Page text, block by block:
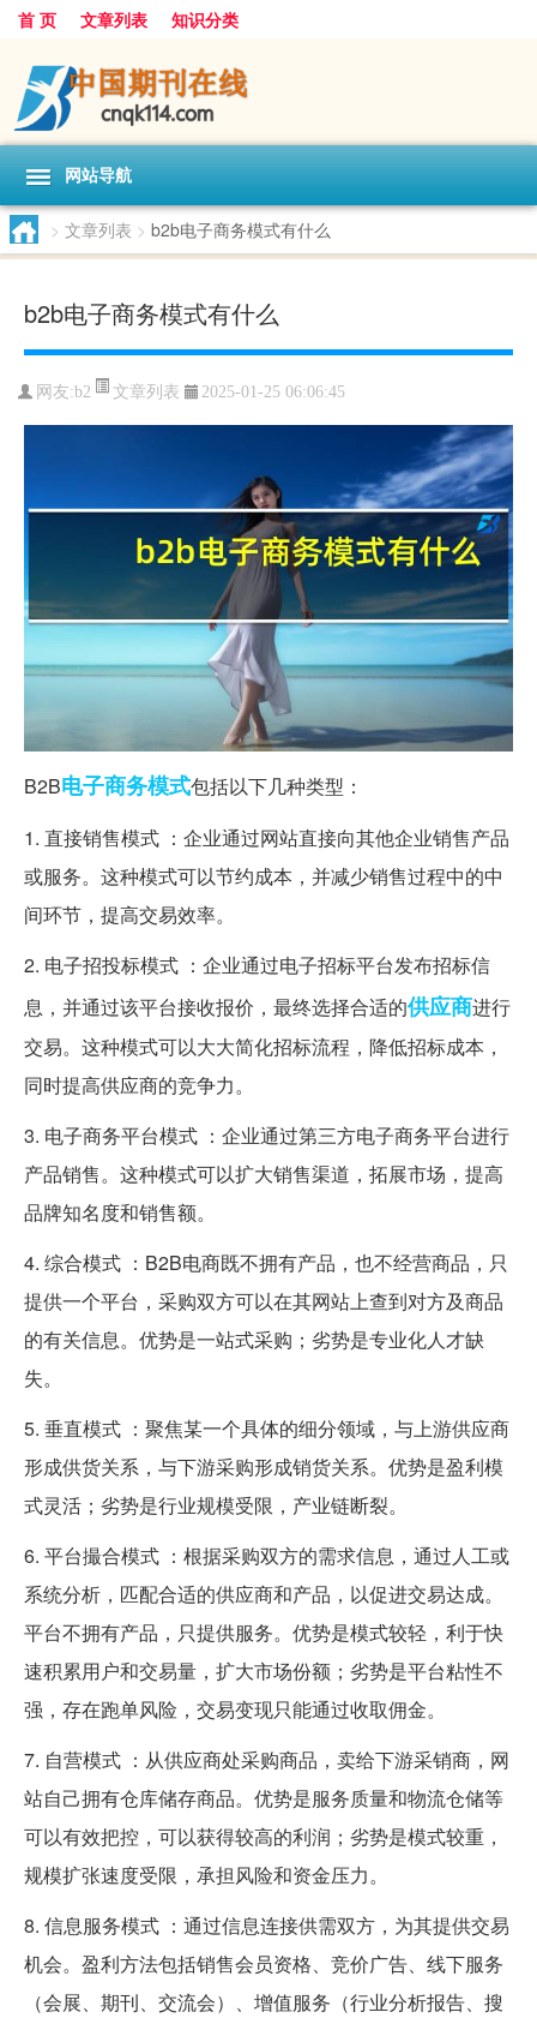
首 页 文章列表 知识分类
网站导航
> 文章列表 > b2b电子商务模式有什么
b2b电子商务模式有什么
网友:b2 文章列表 2025-01-25 06:06:45
B2B电子商务模式包括以下几种类型：
1. 直接销售模式 ：企业通过网站直接向其他企业销售产品
或服务。这种模式可以节约成本，并减少销售过程中的中
间环节，提高交易效率。
2. 电子招投标模式 ：企业通过电子招标平台发布招标信
息，并通过该平台接收报价，最终选择合适的供应商进行
交易。这种模式可以大大简化招标流程，降低招标成本，
同时提高供应商的竞争力。
3. 电子商务平台模式 ：企业通过第三方电子商务平台进行
产品销售。这种模式可以扩大销售渠道，拓展市场，提高
品牌知名度和销售额。
4. 综合模式 ：B2B电商既不拥有产品，也不经营商品，只
提供一个平台，采购双方可以在其网站上查到对方及商品
的有关信息。优势是一站式采购；劣势是专业化人才缺
失。
5. 垂直模式 ：聚焦某一个具体的细分领域，与上游供应商
形成供货关系，与下游采购形成销货关系。优势是盈利模
式灵活；劣势是行业规模受限，产业链断裂。
6. 平台撮合模式 ：根据采购双方的需求信息，通过人工或
系统分析，匹配合适的供应商和产品，以促进交易达成。
平台不拥有产品，只提供服务。优势是模式较轻，利于快
速积累用户和交易量，扩大市场份额；劣势是平台粘性不
强，存在跑单风险，交易变现只能通过收取佣金。
7. 自营模式 ：从供应商处采购商品，卖给下游采销商，网
站自己拥有仓库储存商品。优势是服务质量和物流仓储等
可以有效把控，可以获得较高的利润；劣势是模式较重，
规模扩张速度受限，承担风险和资金压力。
8. 信息服务模式 ：通过信息连接供需双方，为其提供交易
机会。盈利方法包括销售会员资格、竞价广告、线下服务
（会展、期刊、交流会）、增值服务（行业分析报告、搜